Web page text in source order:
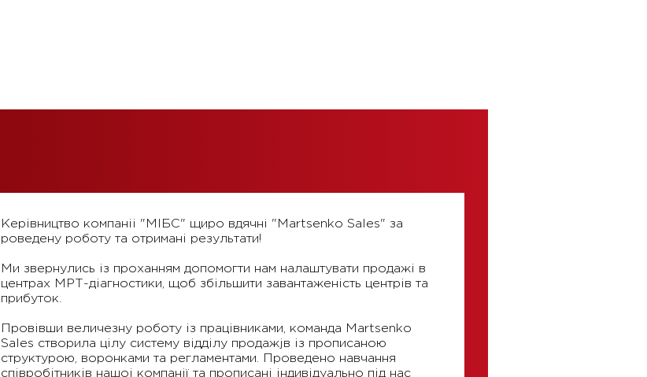
Керiвництво компанii "МlБС" щиро вдячнi "Martsenko Sales" за
роведену роботy та отримані результати!
Ми звернулись iз проханням допомогти нам налаштувати продажі в
центрах МРТ-дiагностики, щоб збiльшити завантаженiсть центрiв та
прибуток.
Провiвши величезну роботy iз працiвниками, команда Martsenko
Sales створила цiлу систему вiддiлу продажjв iз прописаною
структурою, воронками та регламентами. Проведено навчання
спiвробiтникiв нашоi компанiї та прописанi iндивiдуально пiд нас